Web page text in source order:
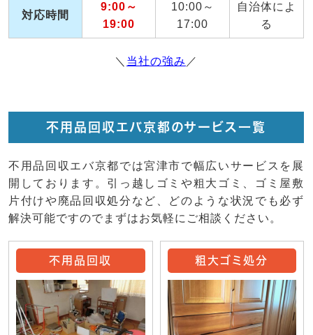
対応時間
9:00～
19:00
10:00～
17:00
自治体によ
る
＼ 当社の強み ／
不用品回収エバ京都のサービス一覧
不用品回収エバ京都では宮津市で幅広いサービスを展
開しております。引っ越しゴミや粗大ゴミ、ゴミ屋敷
片付けや廃品回収処分など、どのような状況でも必ず
解決可能ですのでまずはお気軽にご相談ください。
不用品回収 粗大ゴミ処分